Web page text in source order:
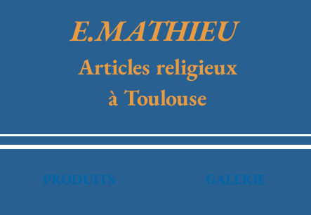
E.MATHIEU
Articles religieux
à Toulouse
PRODUITS GALERIE